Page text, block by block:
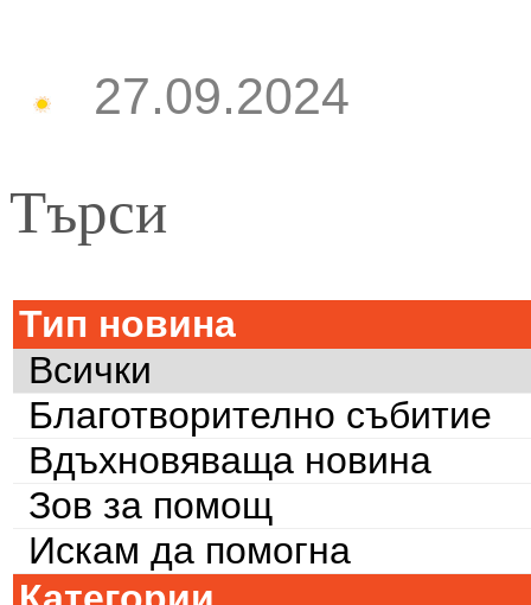
27.09.2024
Търси
Тип новина
Всички
Благотворително събитие
Вдъхновяваща новина
Зов за помощ
Искам да помогна